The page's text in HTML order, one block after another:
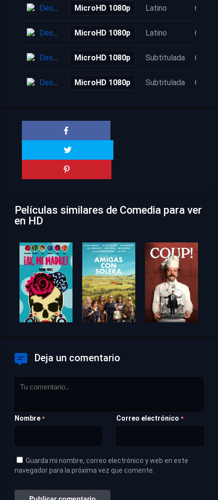
Descarga MicroHD 1080p Latino 6 años
Descarga MicroHD 1080p Latino 6 años
Descarga MicroHD 1080p Subtitulada 6 años
Descarga MicroHD 1080p Subtitulada 6 años
Películas similares de Comedia para ver
en HD
Deja un comentario
Nombre * Correo electrónico *
Guarda mi nombre, correo electrónico y web en este
navegador para la próxima vez que comente.